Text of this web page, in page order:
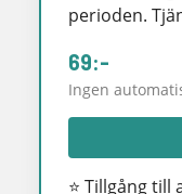
perioden.
69:-
Ingen
⭐ Tillgång till